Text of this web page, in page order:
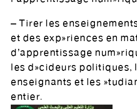
– Tirer les
et des expériences en
d’apprentissage
les décideurs politiques,
enseignants et les
entier.